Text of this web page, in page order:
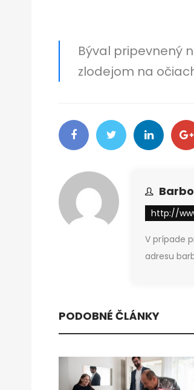
Býval pripevnený
zlodejom na
http://
V prípade
adresu
PODOBNÉ ČLÁNKY